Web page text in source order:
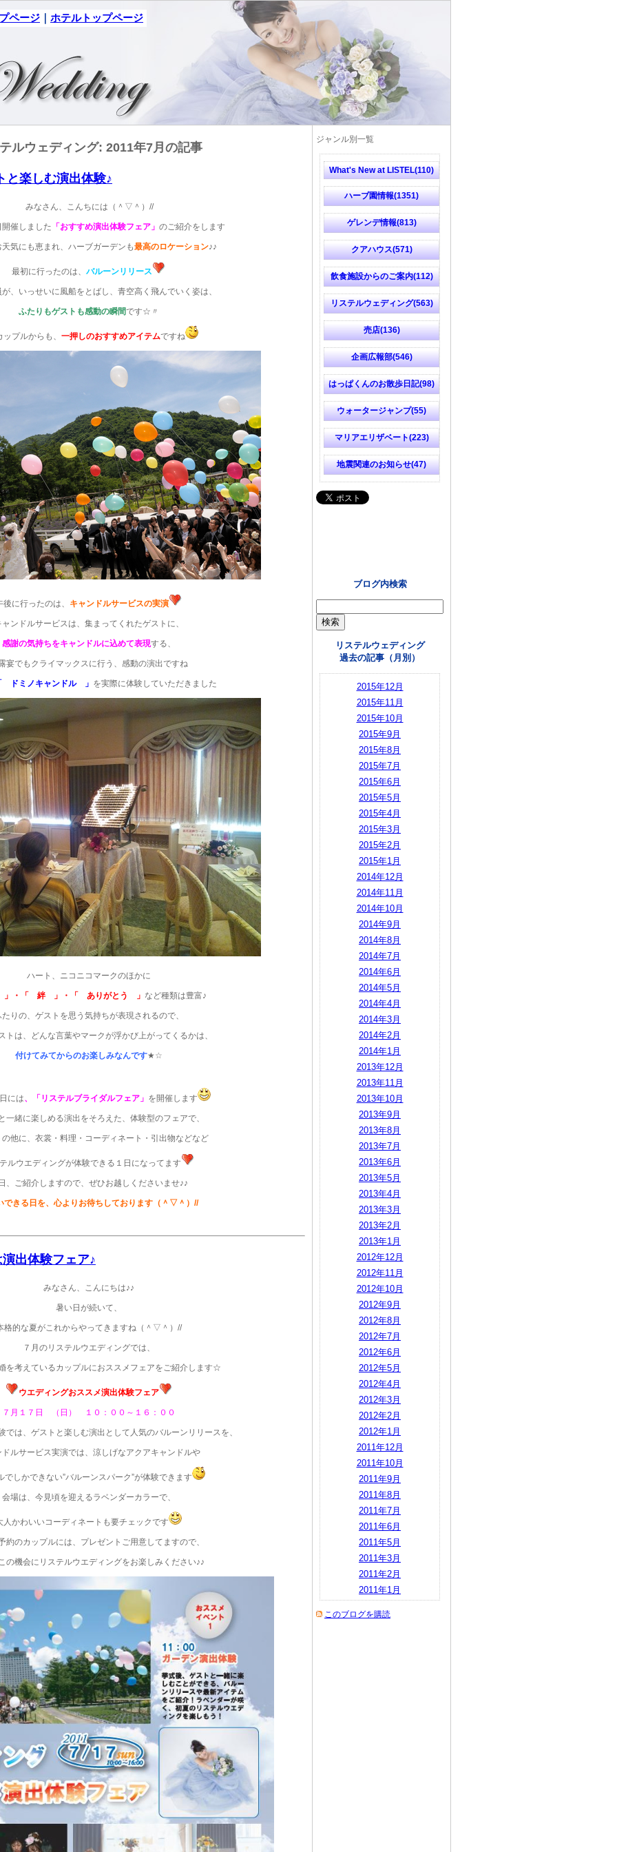
ページ ｜ ホテルトップページ
ジャンル別一覧
What's New at LISTEL(110)
ハーブ園情報(1351)
ゲレンデ情報(813)
クアハウス(571)
飲食施設からのご案内(112)
リステルウェディング(563)
売店(136)
企画広報部(546)
はっぱくんのお散歩日記(98)
ウォータージャンプ(55)
マリアエリザベート(223)
地震関連のお知らせ(47)
ブログ内検索
リステルウェディング
過去の記事（月別）
2015年12月
2015年11月
2015年10月
2015年9月
2015年8月
2015年7月
2015年6月
2015年5月
2015年4月
2015年3月
2015年2月
2015年1月
2014年12月
2014年11月
2014年10月
2014年9月
2014年8月
2014年7月
2014年6月
2014年5月
2014年4月
2014年3月
2014年2月
2014年1月
2013年12月
2013年11月
2013年10月
2013年9月
2013年8月
2013年7月
2013年6月
2013年5月
2013年4月
2013年3月
2013年2月
2013年1月
2012年12月
2012年11月
2012年10月
2012年9月
2012年8月
2012年7月
2012年6月
2012年5月
2012年4月
2012年3月
2012年2月
2012年1月
2011年12月
2011年10月
2011年9月
2011年8月
2011年7月
2011年6月
2011年5月
2011年3月
2011年2月
2011年1月
このブログを購読
ルウェディング: 2011年7月の記事
と楽しむ演出体験♪
みなさん、こんちには（＾▽＾）//
催しました 「おすすめ演出体験フェア」 のご紹介をします
気にも恵まれ、ハーブガーデンも最高のロケーション♪♪
最初に行ったのは、 バルーンリリース
、いっせいに風船をとばし、青空高く飛んでいく姿は、
ふたりもゲストも感動の瞬間です☆〃
ップルからも、 一押しのおすすめアイテムですね
後に行ったのは、 キャンドルサービスの実演
ャンドルサービスは、集まってくれたゲストに、
感謝の気持ちをキャンドルに込めて表現する、
宴でもクライマックスに行う、感動の演出ですね
ドミノキャンドル 」 を実際に体験していただきました
ハート、ニコニコマークのほかに
・「 絆 」・「 ありがとう 」 など種類は豊富♪
たりの、ゲストを思う気持ちが表現されるので、
トは、どんな言葉やマークが浮かび上がってくるかは、
付けてみてからのお楽しみなんです★☆
には、「リステルブライダルフェア」 を開催します
一緒に楽しめる演出をそろえた、体験型のフェアで、
他に、衣裳・料理・コーディネート・引出物などなど
ルウエディングが体験できる１日になってます
、ご紹介しますので、ぜひお越しくださいませ♪♪
できる日を、心よりお待ちしております（＾▽＾）//
出体験フェア♪
みなさん、こんにちは♪♪
暑い日が続いて、
格的な夏がこれからやってきますね（＾▽＾）//
７月のリステルウエディングでは、
を考えているカップルにおススメフェアをご紹介します☆
ウエディングおススメ演出体験フェア
７月１７日 （日） １０：００～１６：００
では、ゲストと楽しむ演出として人気のバルーンリリースを、
ルサービス実演では、涼しげなアクアキャンドルや
でしかできない”バルーンスパーク”が体験できます
会場は、今見頃を迎えるラベンダーカラーで、
人かわいいコーディネートも要チェックです
約のカップルには、プレゼントご用意してますので、
の機会にリステルウエディングをお楽しみください♪♪